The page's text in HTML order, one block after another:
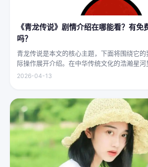
《青龙传说》剧情介绍在哪能看？有免
吗？
青龙传说是本文的核心主题，下面将围绕它
际操作展开介绍。在中华传统文化的浩瀚星河
璨夺目的明珠，它与白虎、朱雀、玄武并称“四
2026-04-13